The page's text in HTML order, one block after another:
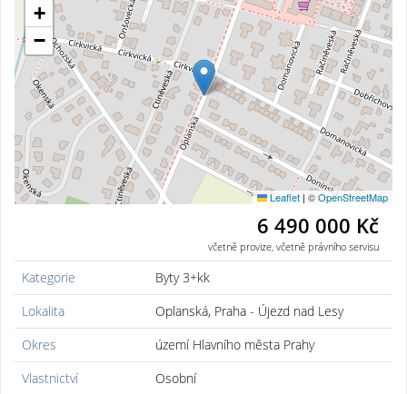
+
−
Leaflet | ©OpenStreetMap
6 490 000 Kč
včetně provize, včetně právního servisu
Kategorie
Byty 3+kk
Lokalita
Oplanská, Praha - Újezd nad Lesy
Okres
území Hlavního města Prahy
Vlastnictví
Osobní